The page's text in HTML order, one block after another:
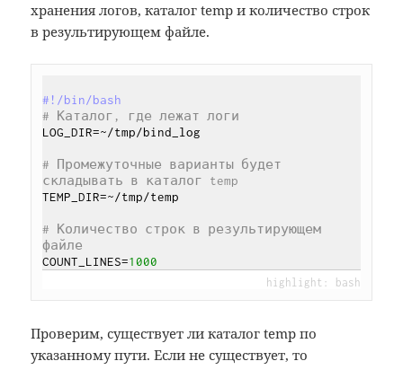
хранения логов, каталог temp и количество строк
в результирующем файле.
#!/bin/bash
# Каталог, где лежат логи
LOG_DIR=~/tmp/bind_log
# Промежуточные варианты будет
складывать в каталог temp
TEMP_DIR=~/tmp/temp
# Количество строк в результирующем
файле
COUNT_LINES=1000
Проверим, существует ли каталог temp по
указанному пути. Если не существует, то